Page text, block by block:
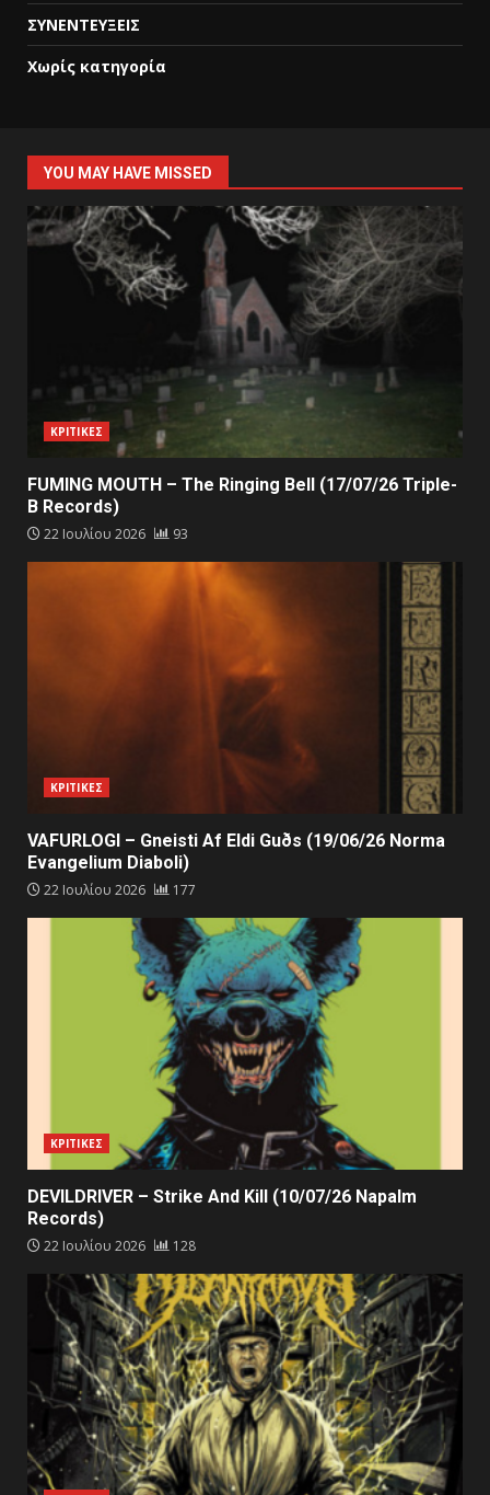
ΣΥΝΕΝΤΕΥΞΕΙΣ
Χωρίς κατηγορία
YOU MAY HAVE MISSED
ΚΡΙΤΙΚΕΣ
FUMING MOUTH – The Ringing Bell (17/07/26 Triple-
B Records)
22 Ιουλίου 2026 93
ΚΡΙΤΙΚΕΣ
VAFURLOGI – Gneisti Af Eldi Guðs (19/06/26 Norma
Evangelium Diaboli)
22 Ιουλίου 2026 177
ΚΡΙΤΙΚΕΣ
DEVILDRIVER – Strike And Kill (10/07/26 Napalm
Records)
22 Ιουλίου 2026 128